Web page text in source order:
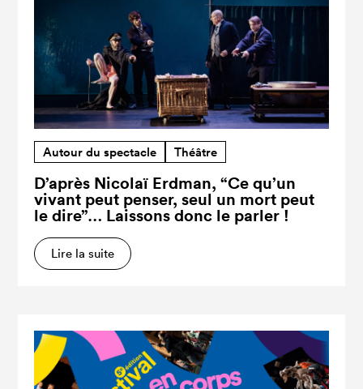
Autour du spectacle Théâtre
D’après Nicolaï Erdman, “Ce qu’un
vivant peut penser, seul un mort peut
le dire”… Laissons donc le parler !
Lire la suite